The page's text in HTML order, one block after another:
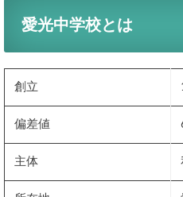
愛光中学校とは
創立
偏差値
主体